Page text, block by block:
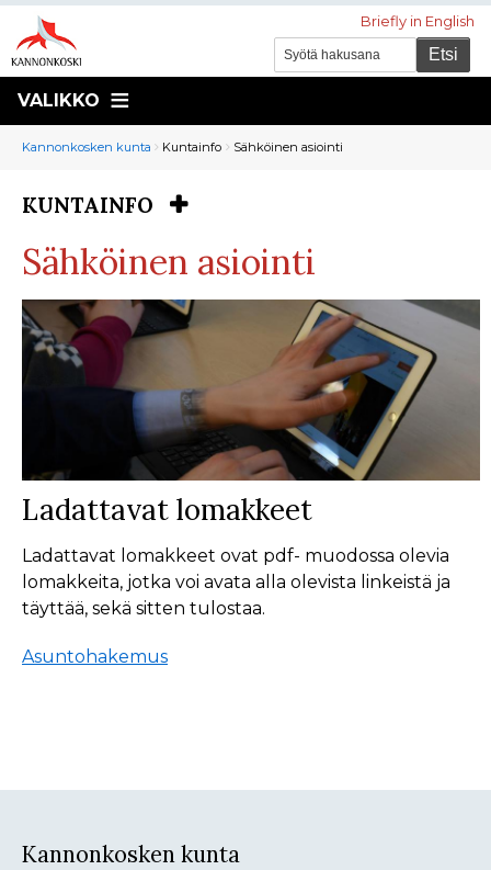
Briefly in English
VALIKKO
Murupolku
You
here:
Kannonkosken kunta Kuntainfo Sähköinen asiointi
You
here:
KUNTAINFO
Sähköinen asiointi
Ladattavat lomakkeet
Ladattavat lomakkeet ovat pdf- muodossa olevia
lomakkeita, jotka voi avata alla olevista linkeistä ja
täyttää, sekä sitten tulostaa.
Asuntohakemus
Kannonkosken kunta